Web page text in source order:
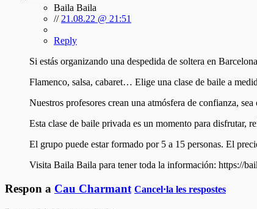
Baila Baila
// 21.08.22 @ 21:51
Reply
Si estás organizando una despedida de soltera en
Flamenco, salsa, cabaret… Elige una clase de baile a
Nuestros profesores crean una atmósfera de confianza,
Esta clase de baile privada es un momento para disfrutar,
El grupo puede estar formado por 5 a 15 personas. El
Visita Baila Baila para tener toda la información: https://
Respon a Cau Charmant Cancel·la les respostes